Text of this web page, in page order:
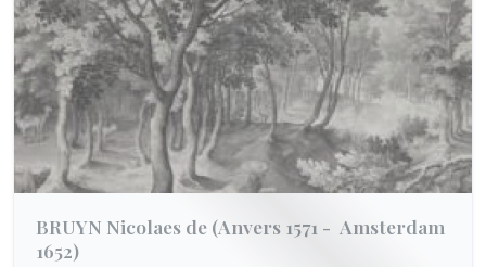
BRUYN Nicolaes de (Anvers 1571 - Amsterdam
1652)